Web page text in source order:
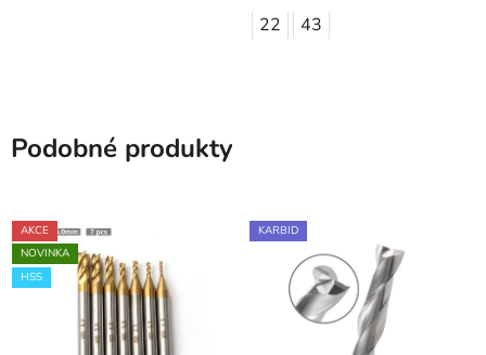
22 43
Podobné produkty
AKCE
NOVINKA
HSS
KARBID